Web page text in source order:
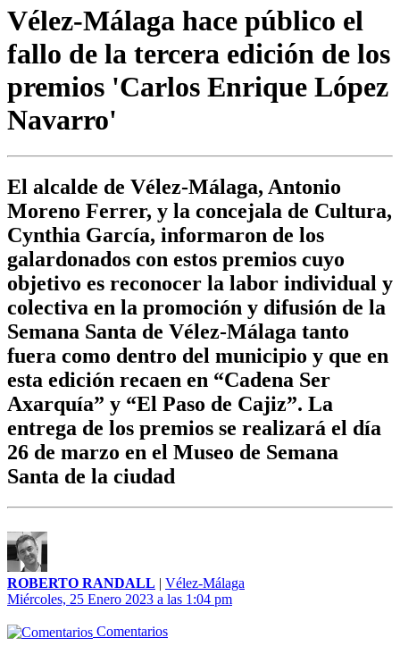
Vélez-Málaga hace público el
fallo de la tercera edición de los
premios 'Carlos Enrique López
Navarro'
El alcalde de Vélez-Málaga, Antonio
Moreno Ferrer, y la concejala de Cultura,
Cynthia García, informaron de los
galardonados con estos premios cuyo
objetivo es reconocer la labor individual y
colectiva en la promoción y difusión de la
Semana Santa de Vélez-Málaga tanto
fuera como dentro del municipio y que en
esta edición recaen en “Cadena Ser
Axarquía” y “El Paso de Cajiz”. La
entrega de los premios se realizará el día
26 de marzo en el Museo de Semana
Santa de la ciudad
ROBERTO RANDALL | Vélez-Málaga
Miércoles, 25 Enero 2023 a las 1:04 pm
Comentarios